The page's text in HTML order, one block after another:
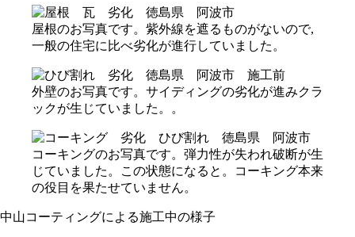
屋根のお写真です。紫外線を遮るものがないので,
一般の住宅に比べ劣化が進行していました。
外壁のお写真です。サイディングの劣化が進みクラ
ックが生じていました。。
コーキングのお写真です。弾力性が失われ破断が生
じていました。この状態になると。コーキング本来
の役目を果たせていません。
中山コーティングによる施工中の様子